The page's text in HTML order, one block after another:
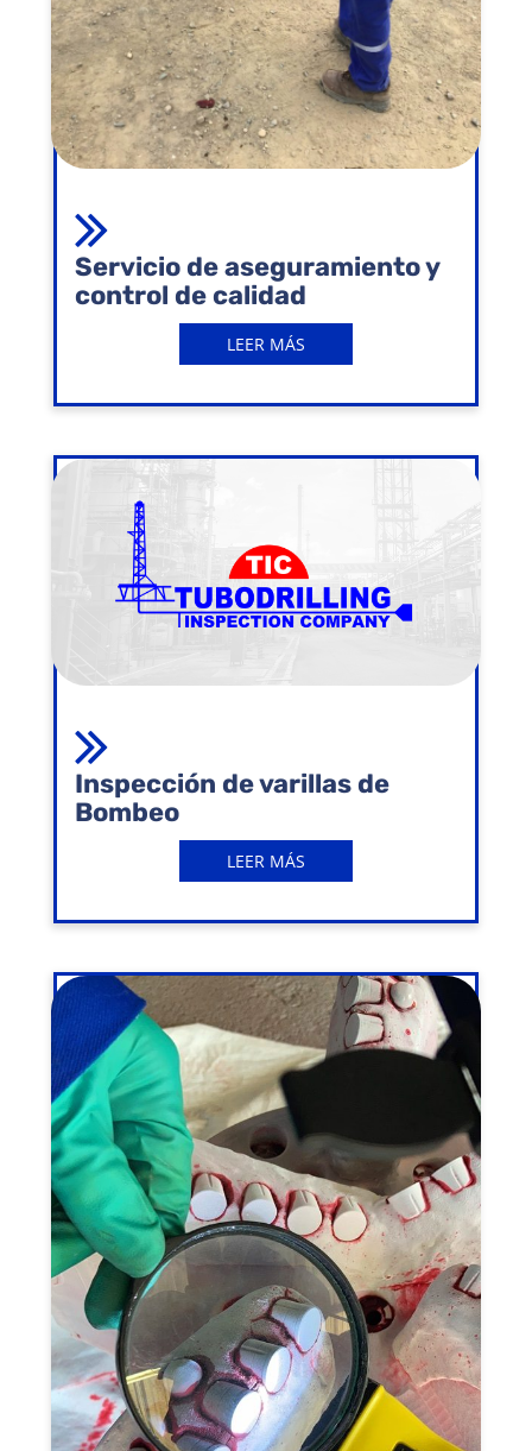
Servicio de aseguramiento y
control de calidad
LEER MÁS
Inspección de varillas de
Bombeo
LEER MÁS